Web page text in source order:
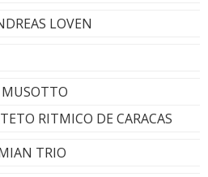
LOVEN
RITMICO DE CARACAS
TRIO